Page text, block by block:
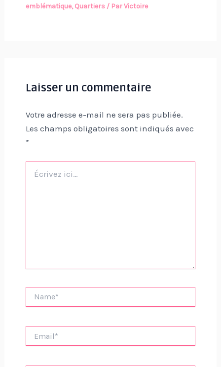
emblématique,Quartiers/ ParVictoire
Laisser un commentaire
Votre adresse e-mail ne sera pas publiée.
Les champs obligatoires sont indiqués avec
*
ici…